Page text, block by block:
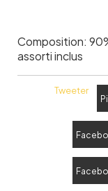
Composition:
assorti inclus
Tweeter